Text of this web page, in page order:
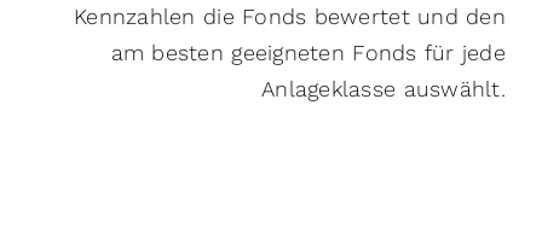
Kennzahlen die Fonds bewertet und den
am besten geeigneten Fonds für jede
Anlageklasse auswählt.